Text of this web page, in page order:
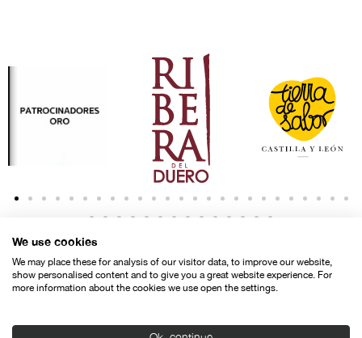
Política de privacidad
We use cookies
We may place these for analysis of our visitor data, to improve our website,
show personalised content and to give you a great website experience. For
more information about the cookies we use open the settings.